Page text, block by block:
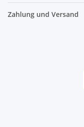
Zahlung und Versand